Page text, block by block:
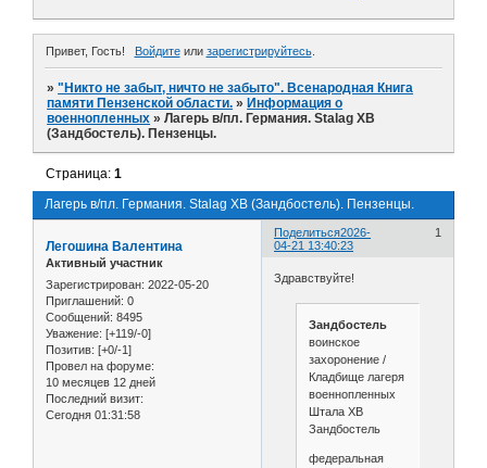
Привет, Гость! Войдитеили зарегистрируйтесь.
»"Никто не забыт, ничто не забыто". Всенародная Книга
памяти Пензенской области. » Информация о
военнопленных »Лагерь в/пл. Германия. Stalag XB
(Зандбостель). Пензенцы.
Лагерь в/пл. Германия. Stalag XB (Зандбостель). Пензенцы.
Страница:1
Поделиться 1
2026-
04-21 13:40:23
Легошина Валентина
Активный участник
Зарегистрирован: 2022-05-20
Приглашений: 0
Сообщений: 8495
Уважение: [+119/-0]
Позитив: [+0/-1]
Провел на форуме:
10 месяцев 12 дней
Последний визит:
Сегодня 01:31:58
Здравствуйте!
Зандбостель
воинское
захоронение /
Кладбище лагеря
военнопленных
Штала XB
Зандбостель
федеральная